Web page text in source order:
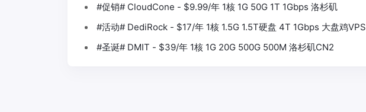
#促销# CloudCone - $9.99/年 1核 1G 50G 1T 1Gbps 洛杉矶
#活动# DediRock - $17/年 1核 1.5G 1.5T硬盘 4T 1Gbps 大盘鸡VPS
#圣诞# DMIT - $39/年 1核 1G 20G 500G 500M 洛杉矶CN2